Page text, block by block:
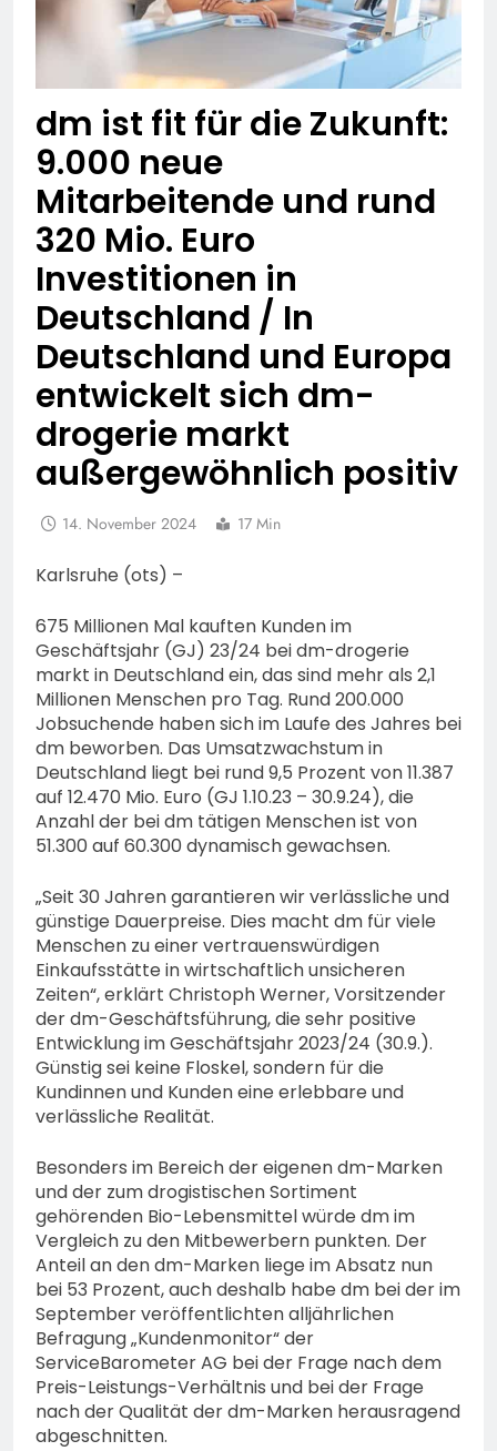
dm ist fit für die Zukunft:
9.000 neue
Mitarbeitende und rund
320 Mio. Euro
Investitionen in
Deutschland / In
Deutschland und Europa
entwickelt sich dm-
drogerie markt
außergewöhnlich positiv
14. November 2024 17 Min
Karlsruhe (ots) –
675 Millionen Mal kauften Kunden im
Geschäftsjahr (GJ) 23/24 bei dm-drogerie
markt in Deutschland ein, das sind mehr als 2,1
Millionen Menschen pro Tag. Rund 200.000
Jobsuchende haben sich im Laufe des Jahres bei
dm beworben. Das Umsatzwachstum in
Deutschland liegt bei rund 9,5 Prozent von 11.387
auf 12.470 Mio. Euro (GJ 1.10.23 – 30.9.24), die
Anzahl der bei dm tätigen Menschen ist von
51.300 auf 60.300 dynamisch gewachsen.
„Seit 30 Jahren garantieren wir verlässliche und
günstige Dauerpreise. Dies macht dm für viele
Menschen zu einer vertrauenswürdigen
Einkaufsstätte in wirtschaftlich unsicheren
Zeiten“, erklärt Christoph Werner, Vorsitzender
der dm-Geschäftsführung, die sehr positive
Entwicklung im Geschäftsjahr 2023/24 (30.9.).
Günstig sei keine Floskel, sondern für die
Kundinnen und Kunden eine erlebbare und
verlässliche Realität.
Besonders im Bereich der eigenen dm-Marken
und der zum drogistischen Sortiment
gehörenden Bio-Lebensmittel würde dm im
Vergleich zu den Mitbewerbern punkten. Der
Anteil an den dm-Marken liege im Absatz nun
bei 53 Prozent, auch deshalb habe dm bei der im
September veröffentlichten alljährlichen
Befragung „Kundenmonitor“ der
ServiceBarometer AG bei der Frage nach dem
Preis-Leistungs-Verhältnis und bei der Frage
nach der Qualität der dm-Marken herausragend
abgeschnitten.